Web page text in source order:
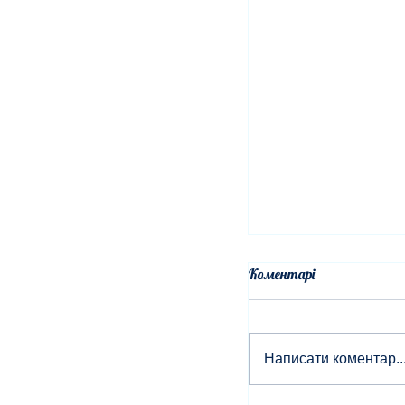
Мелодія юності та
Коментарі
Написати коментар...